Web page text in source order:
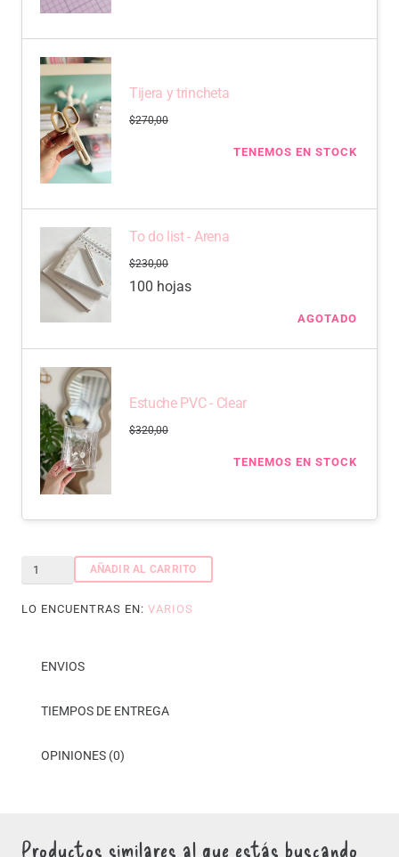
Tijera y trincheta
$270,00
TENEMOS EN STOCK
To do list - Arena
$230,00
100 hojas
AGOTADO
Estuche PVC - Clear
$320,00
TENEMOS EN STOCK
Set
Latte
cantidad
AÑADIR AL CARRITO
LO ENCUENTRAS EN: VARIOS
ENVIOS
TIEMPOS DE ENTREGA
OPINIONES (0)
Productos similares al que estás buscando